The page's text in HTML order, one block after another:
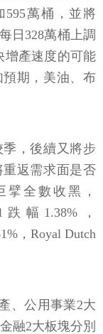
595萬桶，並將
日328萬桶上調
增產速度的可能
期，美油、布
，後續又將步
返需求面是否
全數收黑，
跌幅1.38%，
，Royal Dutch
、公用事業2大
融2大板塊分別